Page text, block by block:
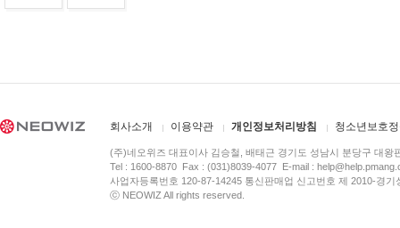
회사소개 이용약관 개인정보처리방침 청소년보호
(주)네오위즈 대표이사 김승철, 배태근 경기도 성남시 분당구 대왕
Tel : 1600-8870 Fax : (031)8039-4077 E-mail :
사업자등록번호 120-87-14245 통신판매업 신고번호 제 2010-경
ⓒ NEOWIZ All rights reserved.